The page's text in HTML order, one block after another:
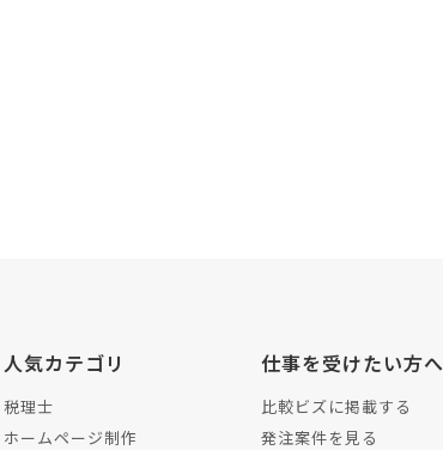
人気カテゴリ
税理士
ホームページ制作
仕事を受けたい方へ
比較ビズに掲載する
発注案件を見る